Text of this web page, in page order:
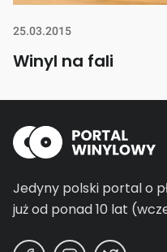
25.03.2015
Winyl na fali
Jedyny polski portal o
już od ponad 10 lat